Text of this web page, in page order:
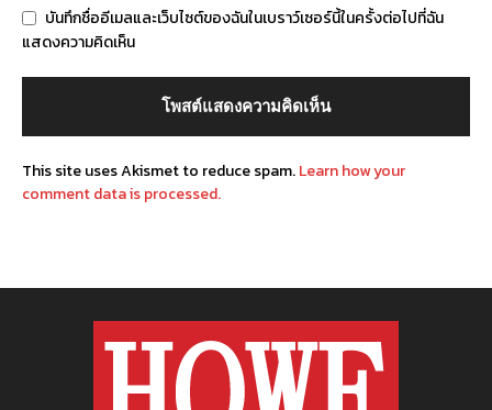
บันทึกชื่ออีเมลและเว็บไซต์ของฉันในเบราว์เซอร์นี้ในครั้งต่อไปที่ฉัน
แสดงความคิดเห็น
This site uses Akismet to reduce spam.Learn how your
comment data is processed.